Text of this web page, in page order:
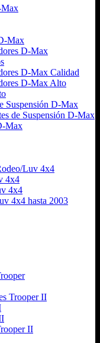
Max
D-Max
D-Max Calidad
D-Max Alto
Suspensión D-Max
de Suspensión D-Max
Max
Luv 4x4
4x4
4x4
4x4 hasta 2003
Trooper II
II